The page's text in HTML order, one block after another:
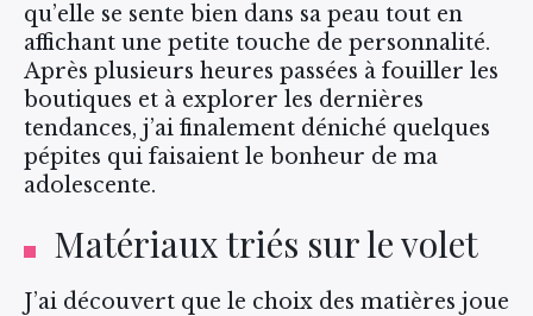
qu’elle se sente bien dans sa peau tout en
affichant une petite touche de personnalité.
Après plusieurs heures passées à fouiller les
boutiques et à explorer les dernières
tendances, j’ai finalement déniché quelques
pépites qui faisaient le bonheur de ma
adolescente.
Matériaux triés sur le volet
J’ai découvert que le choix des matières joue